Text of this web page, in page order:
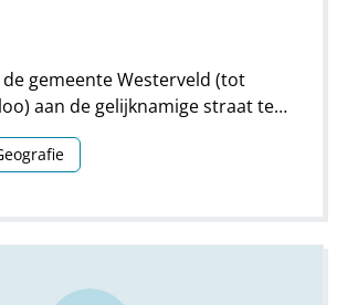
gemeente Westerveld (tot
aan de gelijknamige straat ten
Dwingeloo. Ten noorden
Eemster-es en de